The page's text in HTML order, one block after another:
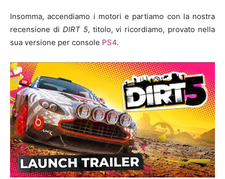
Insomma, accendiamo i motori e partiamo con la nostra
recensione di DIRT 5, titolo, vi ricordiamo, provato nella
sua versione per console PS4.